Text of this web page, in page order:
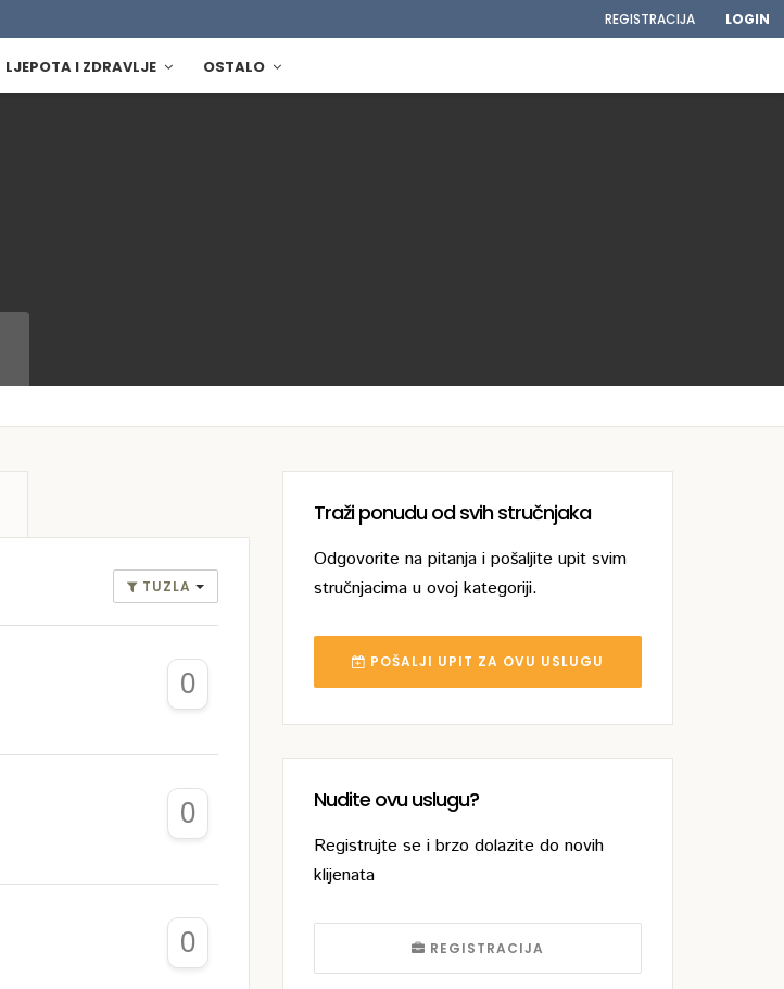
REGISTRACIJA LOGIN
LJEPOTA I ZDRAVLJE OSTALO
Traži ponudu od svih stručnjaka
Odgovorite na pitanja i pošaljite upit svim
stručnjacima u ovoj kategoriji.
POŠALJI UPIT ZA OVU USLUGU
Nudite ovu uslugu?
Registrujte se i brzo dolazite do novih
klijenata
REGISTRACIJA
TUZLA
0
0
0